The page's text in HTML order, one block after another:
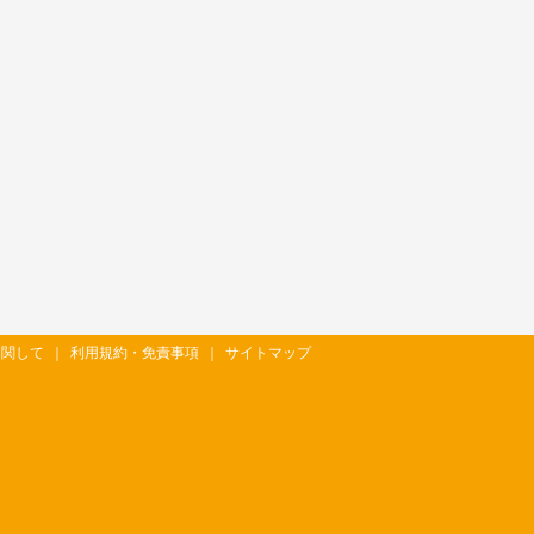
サイトマップ
利用規約・免責事項
して